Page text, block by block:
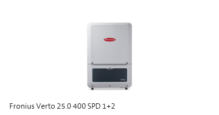
Fronius Verto 25.0 400 SPD 1+2